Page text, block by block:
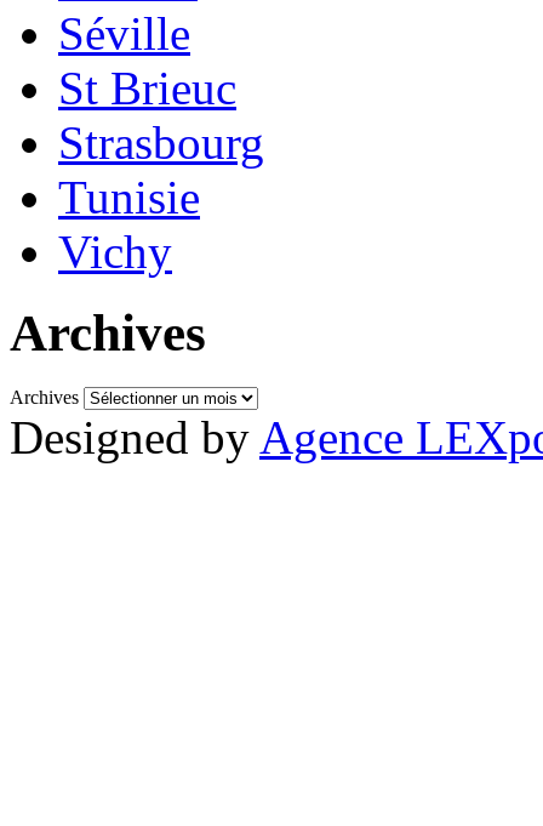
Séville
St Brieuc
Strasbourg
Tunisie
Vichy
Archives
Archives
Designed by Agence